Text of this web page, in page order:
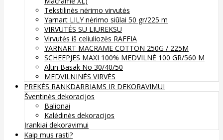
Tekstilinės nėrimo virvutės
Yarnart LILY nėrimo siūlai 50 gr/225 m
VIRVUTĖS SU LIUREKSU
Virvutės iš celiuliozės RAFFIA
YARNART MACRAME COTTON 250G / 225M
SCHEEPJES MAXI 100% MEDVILNĖ 100 GR/560 M
Altin Basak No 30/40/50
MEDVILNINĖS VIRVĖS
PREKĖS RANKDARBIAMS IR DEKORAVIMUI
Šventinės dekoracijos
Balionai
Kalėdinės dekoracijos
Įrankiai dekoravimui
Kaip mus rasti?